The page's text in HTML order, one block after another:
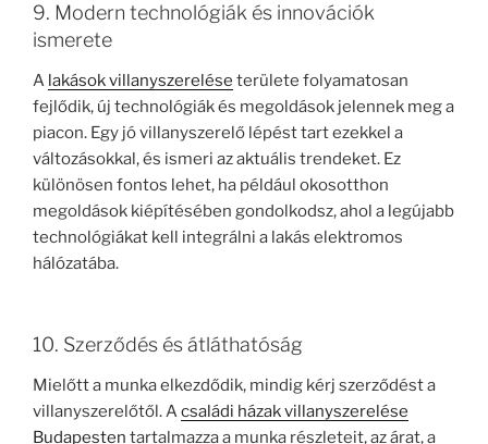
9. Modern technológiák és innovációk
ismerete
A lakások villanyszerelése területe folyamatosan
fejlődik, új technológiák és megoldások jelennek meg a
piacon. Egy jó villanyszerelő lépést tart ezekkel a
változásokkal, és ismeri az aktuális trendeket. Ez
különösen fontos lehet, ha például okosotthon
megoldások kiépítésében gondolkodsz, ahol a legújabb
technológiákat kell integrálni a lakás elektromos
hálózatába.
10. Szerződés és átláthatóság
Mielőtt a munka elkezdődik, mindig kérj szerződést a
villanyszerelőtől. Acsaládi házak villanyszerelése
Budapesten tartalmazza a munka részleteit, az árat, a